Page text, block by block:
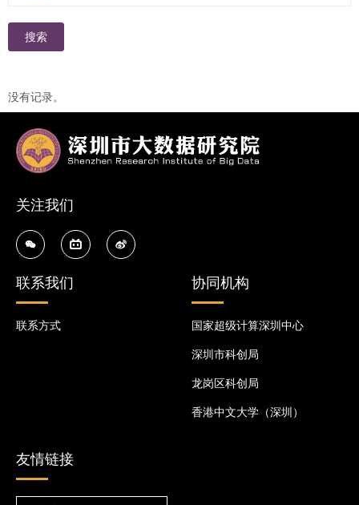
搜索
没有记录。
关注我们
联系我们
联系方式
协同机构
国家超级计算深圳中心
深圳市科创局
龙岗区科创局
香港中文大学（深圳）
友情链接